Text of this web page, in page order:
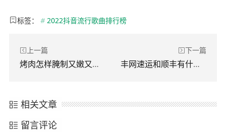
标签： # 2022抖音流行歌曲排行榜
上一篇
烤肉怎样腌制又嫩又好吃
下一篇
丰网速运和顺丰有什么关系
相关文章
留言评论